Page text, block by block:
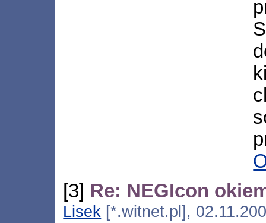
[3] Re: NEGIcon
Lisek [*.witnet.pl],